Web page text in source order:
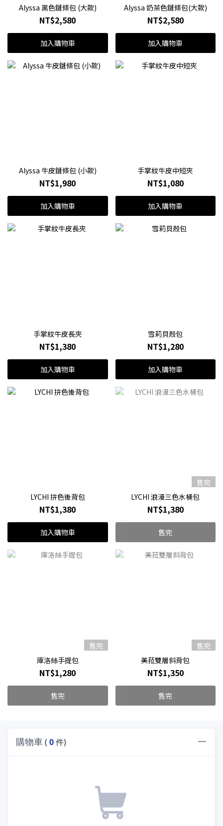
Alyssa 黑色鏈條包 (大款)
NT$2,580
加入購物車
Alyssa 奶茶色鏈條包(大款)
NT$2,580
加入購物車
Alyssa 牛皮鏈條包 (小款)
NT$1,980
加入購物車
手掌紋牛皮中短夾
NT$1,080
加入購物車
手掌紋牛皮長夾
NT$1,380
加入購物車
雪莉貝殼包
NT$1,280
加入購物車
LYCHI 拚色後背包
NT$1,380
加入購物車
售完
LYCHI 浪漫三色水桶包
NT$1,380
售完
售完
庫洛絲手提包
NT$1,280
售完
售完
美菈雙層斜背包
NT$1,350
售完
購物車( 0件)